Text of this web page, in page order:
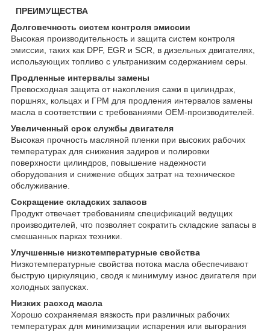
ПРЕИМУЩЕСТВА
Долговечность систем контроля эмиссии
Высокая производительность и защита систем контроля
эмиссии, таких как DPF, EGR и SCR, в дизельных двигателях,
использующих топливо с ультранизким содержанием серы.
Продленные интервалы замены
Превосходная защита от накопления сажи в цилиндрах,
поршнях, кольцах и ГРМ для продления интервалов замены
масла в соответствии с требованиями OEM-производителей.
Увеличенный срок службы двигателя
Высокая прочность масляной пленки при высоких рабочих
температурах для снижения задиров и полировки
поверхности цилиндров, повышение надежности
оборудования и снижение общих затрат на техническое
обслуживание.
Сокращение складских запасов
Продукт отвечает требованиям спецификаций ведущих
производителей, что позволяет сократить складские запасы в
смешанных парках техники.
Улучшенные низкотемпературные свойства
Низкотемпературные свойства потока масла обеспечивают
быструю циркуляцию, сводя к минимуму износ двигателя при
холодных запусках.
Низких расход масла
Хорошо сохраняемая вязкость при различных рабочих
температурах для минимизации испарения или выгорания